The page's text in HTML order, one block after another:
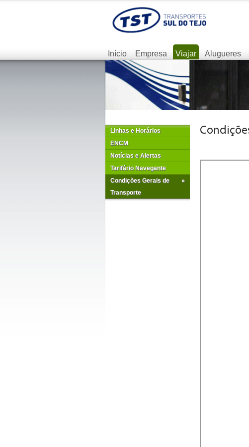
Início Empresa Viajar Alugueres
Linhas e Horários
ENCM
Notícias e Alertas
Tarifário Navegante
»
Condições Gerais de
Transporte